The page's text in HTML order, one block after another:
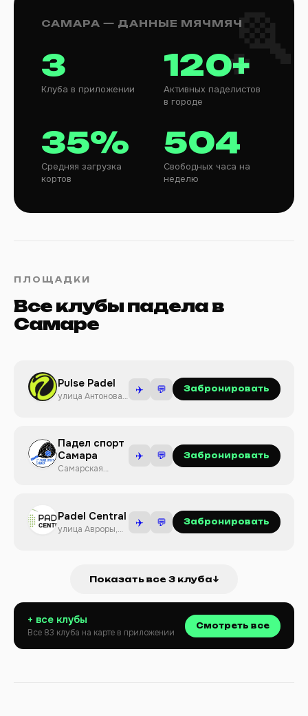
САМАРА — ДАННЫЕ МЯЧМЯЧ
3
Клуба в приложении
120+
Активных паделистов
в городе
35%
Средняя загрузка
кортов
504
Свободных часа на
неделю
ПЛОЩАДКИ
Все клубы падела в
Самаре
Pulse Padel
улица Антонова-
✈️ 💬 Забронировать
Падел спорт
Самара
Самарская
✈️ 💬 Забронировать
Padel Central
улица Авроры,
✈️ 💬 Забронировать
Показать все 3 клуба↓
+ все клубы
Все 83 клуба на карте в приложении
Смотреть все